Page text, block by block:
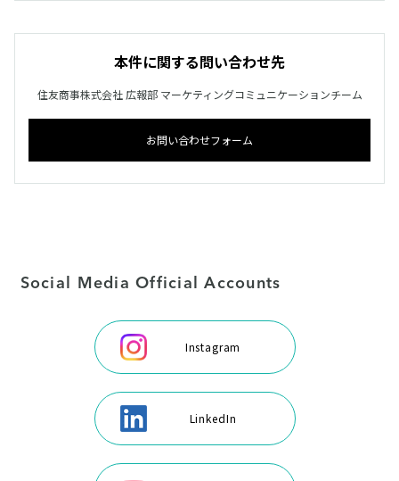
本件に関する問い合わせ先
住友商事株式会社 広報部 マーケティングコミュニケーションチーム
お問い合わせフォーム
Social Media Official Accounts
Instagram
LinkedIn